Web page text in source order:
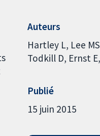
Auteurs
Hartley L Lee MS
Todkill D Ernst E
Publié
15 juin 2015